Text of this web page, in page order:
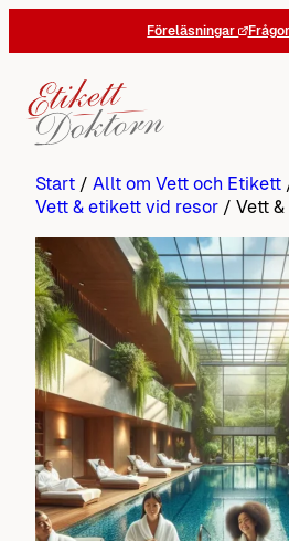
Föreläsningar
Start / Allt om Vett och Etikett
Vett & etikett vid resor / Vett